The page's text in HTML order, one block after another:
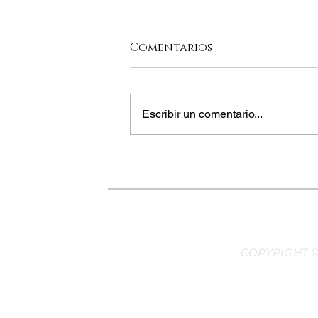
ABARATAR LA CESTA
Comentarios
Escribir un comentario...
COPYRIGHT